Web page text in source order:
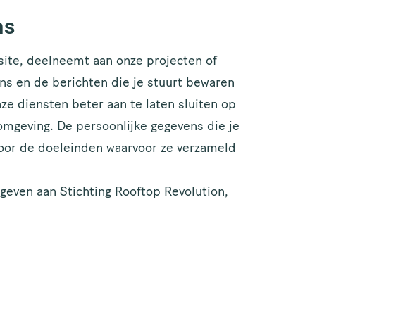
deelneemt aan onze projecten of
en de berichten die je stuurt bewaren
diensten beter aan te laten sluiten op
De persoonlijke gegevens die je
de doeleinden waarvoor ze verzameld
aan Stichting Rooftop Revolution,